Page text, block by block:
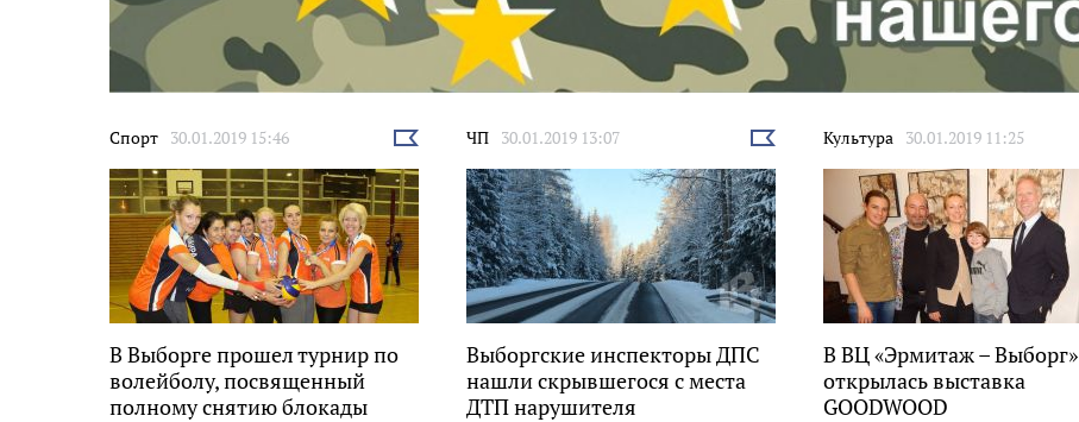
новости
Спорт 30.01.2019 15:46
Выбрать
В Выборге прошел турнир по
волейболу, посвященный
полному снятию блокады
ЧП 30.01.2019 13:07
Выбрать
Выборгские инспекторы ДПС
нашли скрывшегося с места
ДТП нарушителя
Культура 30.01.2019 11:25
В ВЦ «Эрмитаж – Выборг»
открылась выставка
GOODWOOD